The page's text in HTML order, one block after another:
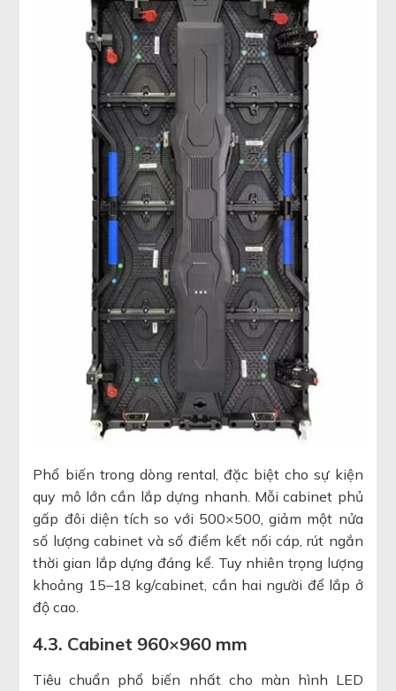
Phổ biến trong dòng rental, đặc biệt cho sự kiện
quy mô lớn cần lắp dựng nhanh. Mỗi cabinet phủ
gấp đôi diện tích so với 500×500, giảm một nửa
số lượng cabinet và số điểm kết nối cáp, rút ngắn
thời gian lắp dựng đáng kể. Tuy nhiên trọng lượng
khoảng 15–18 kg/cabinet, cần hai người để lắp ở
độ cao.
4.3. Cabinet 960×960 mm
Tiêu chuẩn phổ biến nhất cho màn hình LED